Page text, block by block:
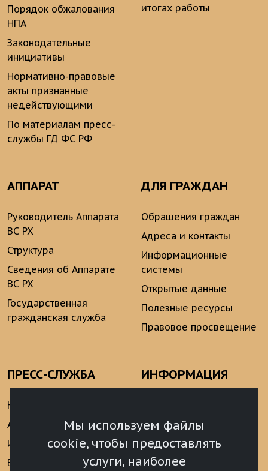
Мы используем файлы
cookie, чтобы предоставлять
услуги, наиболее
Порядок обжалования
НПА
Законодательные
инициативы
Нормативно-правовые
акты признанные
недействующими
По материалам пресс-
службы ГД ФС РФ
итогах работы
АППАРАТ
Руководитель Аппарата
ВС РХ
Структура
Сведения об Аппарате
ВС РХ
Государственная
гражданская служба
ДЛЯ ГРАЖДАН
Обращения граждан
Адреса и контакты
Информационные
системы
Открытые данные
Полезные ресурсы
Правовое просвещение
ПРЕСС-СЛУЖБА
Новости
Анонсы
Интервью
Видеоматериалы
ИНФОРМАЦИЯ
аналитические
материалы
Реализация Послания
Президента РФ